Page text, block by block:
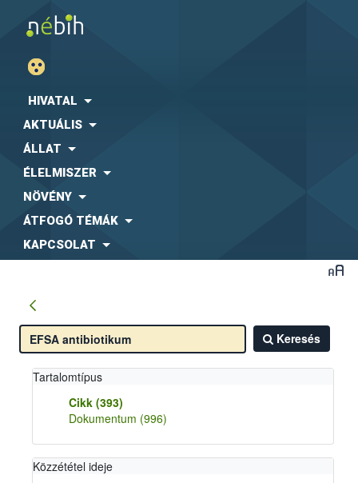
HIVATAL
AKTUÁLIS
ÁLLAT
ÉLELMISZER
NÖVÉNY
ÁTFOGÓ TÉMÁK
KAPCSOLAT
Keresés
Tartalomtípus
Cikk (393)
Dokumentum (996)
Közzététel ideje